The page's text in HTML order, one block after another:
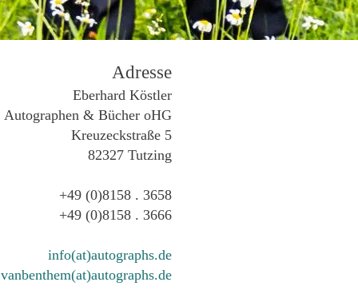
Adresse
Eberhard Köstler
Autographen & Bücher oHG
Kreuzeckstraße 5
82327 Tutzing
+49 (0)8158 . 3658
+49 (0)8158 . 3666
info(at)autographs.de
vanbenthem(at)autographs.de